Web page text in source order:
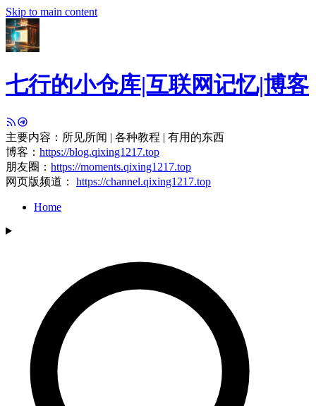
Skip to main content
七行的小仓库|互联网记忆|博客
主要内容：所见所闻 | 各种教程 | 有用的东西
博客： https://blog.qixing1217.top
朋友圈： https://moments.qixing1217.top
网页版频道： https://channel.qixing1217.top
Home